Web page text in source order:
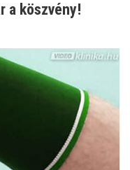
a köszvény!